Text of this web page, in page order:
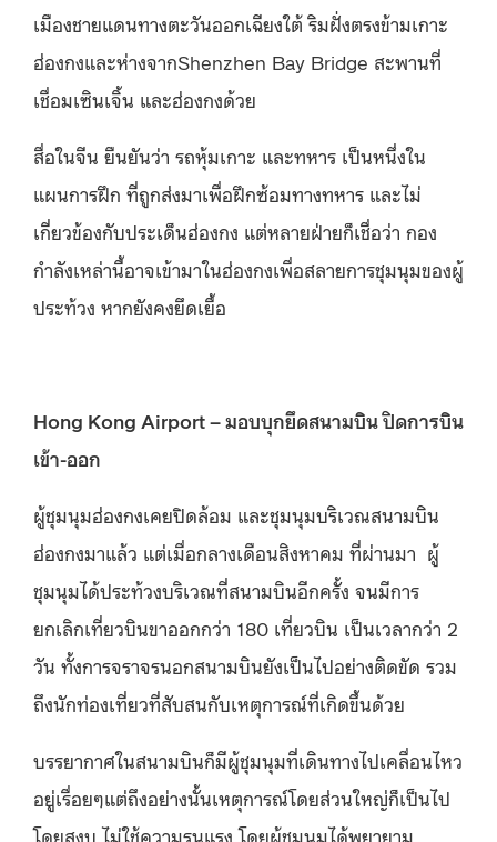
เมืองชายแดนทางตะวันออกเฉียงใต้ ริมฝั่งตรงข้ามเกาะ
ฮ่องกงและห่างจากShenzhen Bay Bridge สะพานที่
เชื่อมเซินเจิ้น และฮ่องกงด้วย
สื่อในจีน ยืนยันว่า รถหุ้มเกาะ และทหาร เป็นหนึ่งใน
แผนการฝึก ที่ถูกส่งมาเพื่อฝึกซ้อมทางทหาร และไม่
เกี่ยวข้องกับประเด็นฮ่องกง แต่หลายฝ่ายก็เชื่อว่า กอง
กำลังเหล่านี้อาจเข้ามาในฮ่องกงเพื่อสลายการชุมนุมของผู้
ประท้วง หากยังคงยึดเยื้อ
Hong Kong Airport – มอบบุกยึดสนามบิน ปิดการบิน
เข้า-ออก
ผู้ชุมนุมฮ่องกงเคยปิดล้อม และชุมนุมบริเวณสนามบิน
ฮ่องกงมาแล้ว แต่เมื่อกลางเดือนสิงหาคม ที่ผ่านมา ผู้
ชุมนุมได้ประท้วงบริเวณที่สนามบินอีกครั้ง จนมีการ
ยกเลิกเที่ยวบินขาออกกว่า 180 เที่ยวบิน เป็นเวลากว่า 2
วัน ทั้งการจราจรนอกสนามบินยังเป็นไปอย่างติดขัด รวม
ถึงนักท่องเที่ยวที่สับสนกับเหตุการณ์ที่เกิดขึ้นด้วย
บรรยากาศในสนามบินก็มีผู้ชุมนุมที่เดินทางไปเคลื่อนไหว
อยู่เรื่อยๆแต่ถึงอย่างนั้นเหตุการณ์โดยส่วนใหญ่ก็เป็นไป
โดยสงบ ไม่ใช้ความรุนแรง โดยผู้ชุมนุมได้พยายาม